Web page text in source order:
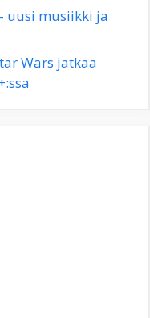
uusi musiikki ja
Wars jatkaa